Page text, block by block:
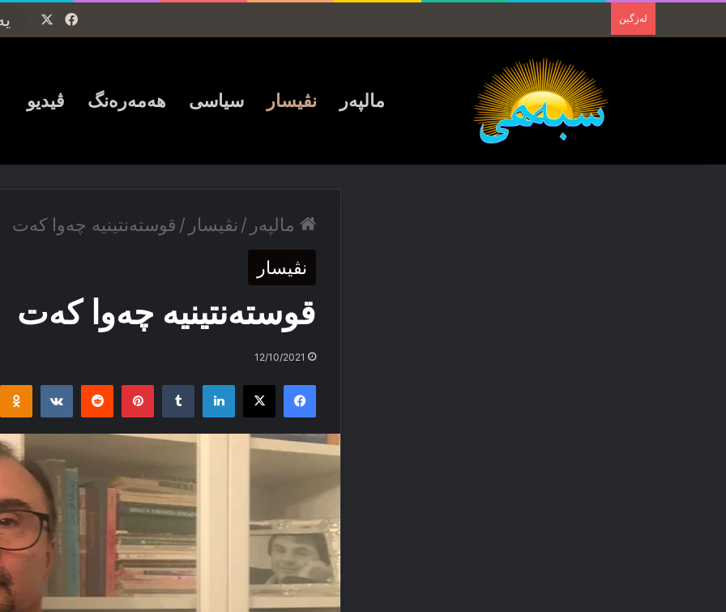
لەزگین Facebook
مالپەر نڤیسار سیاسی ھەمەرەنگ ڤیدیو
مالپەر / نڤیسار / قوستەنتینیە چەوا کەت
نڤیسار
قوستەنتینیە چەوا کەت
12/10/2021
Facebook
X
LinkedIn
Tumblr
Pinterest
Reddit